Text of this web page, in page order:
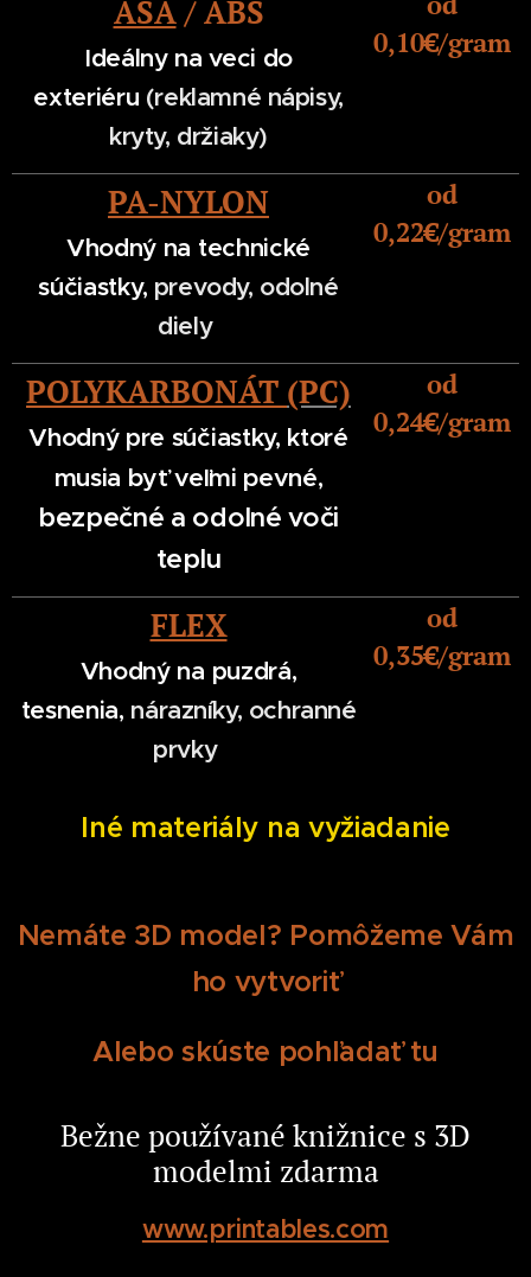
ASA/ ABS
Ideálny na veci do
exteriéru (reklamné nápisy,
kryty, držiaky)
0,10€/gram
PA-NYLON
Vhodný na technické
súčiastky, prevody, odolné
diely
od
0,22€/gram
POLYKARBONÁT (PC)
Vhodný pre súčiastky, ktoré
musia byťveľmi pevné,
bezpečné a odolné voči
teplu
od
0,24€/gram
FLEX
Vhodný na puzdrá,
tesnenia, nárazníky, ochranné
prvky
od
0,35€/gram
Iné materiály na vyžiadanie
Nemáte 3D model? Pomôžeme Vám
ho vytvoriť
Alebo skúste pohľadať tu
Bežne používané knižnice s 3D
modelmi zdarma
www.printables.com